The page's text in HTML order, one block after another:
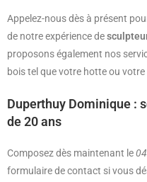
Appelez-nous dès à présent
de notre expérience de
proposons également nos
bois tel que votre hotte ou votre
Duperthuy Dominique :
de 20 ans
Composez dès maintenant le
formulaire de contact si vous